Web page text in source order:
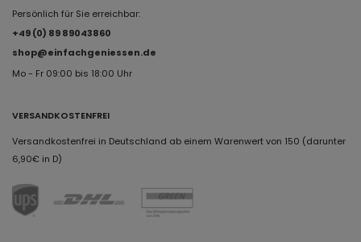
Persönlich für Sie erreichbar:
+49 (0) 89 89043860
shop@einfachgeniessen.de
Mo - Fr 09:00 bis 18:00 Uhr
VERSANDKOSTENFREI
Versandkostenfrei in Deutschland ab einem Warenwert von 150 (darunter
6,90€ in D)